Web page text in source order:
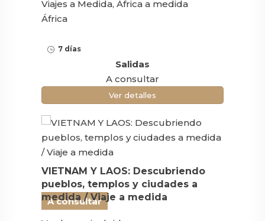
Viajes a Medida, África a medida
África
7 días
Salidas
A consultar
Ver detalles
A consultar
VIETNAM Y LAOS: Descubriendo
pueblos, templos y ciudades a
medida / Viaje a medida